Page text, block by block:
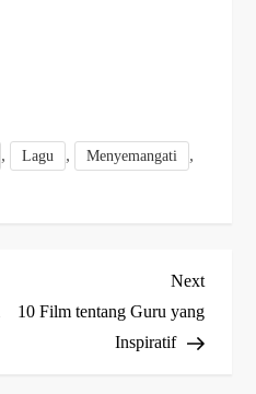
, Lagu , Menyemangati ,
Next
Post
Next
10 Film tentang Guru yang
Inspiratif